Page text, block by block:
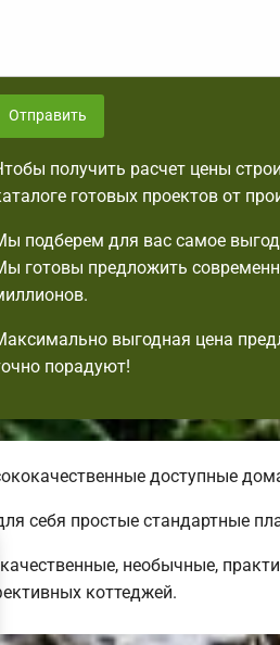
Отправить
получить расчет цены
готовых проектов от
подберем для вас самое
готовы предложить
выгодная цена
порадуют!
доступные
себя простые стандартные
необычные,
коттеджей.